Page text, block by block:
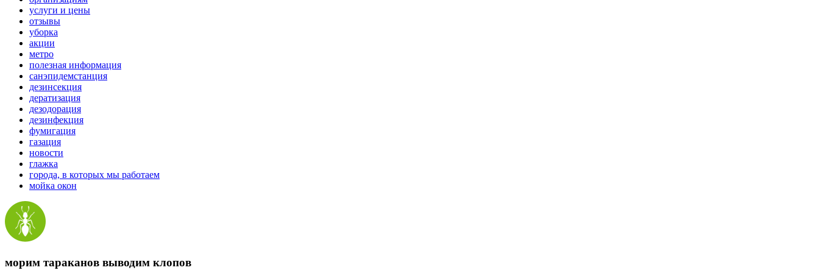
услуги и цены
отзывы
уборка
акции
метро
полезная информация
санэпидемстанция
дезинсекция
дератизация
дезодорация
дезинфекция
фумигация
газация
новости
глажка
города, в которых мы работаем
мойка окон
морим тараканов выводим клопов